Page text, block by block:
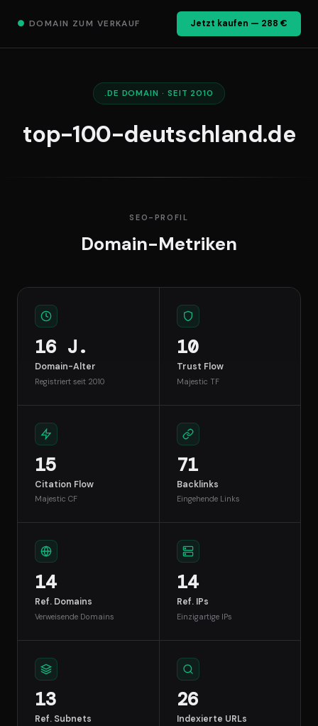
● DOMAIN ZUM VERKAUF Jetzt kaufen — 288 €
.DE DOMAIN · SEIT 2010
top-100-deutschland.de
SEO-PROFIL
Domain-Metriken
16 J.
Domain-Alter
Registriert seit 2010
10
Trust Flow
Majestic TF
15
Citation Flow
Majestic CF
71
Backlinks
Eingehende Links
14
Ref. Domains
Verweisende Domains
14
Ref. IPs
Einzigartige IPs
13
Ref. Subnets
26
Indexierte URLs